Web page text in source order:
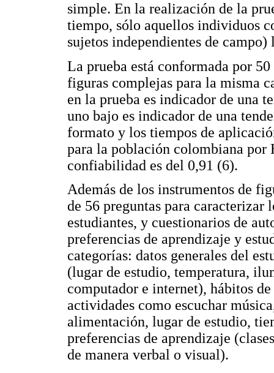
simple. En la realización de la
tiempo, sólo aquellos individuos
sujetos independientes de
La prueba está conformada por
figuras complejas para la misma
en la prueba es indicador de una
uno bajo es indicador de una
formato y los tiempos de
para la población colombiana por
confiabilidad es del 0,91 (6).
Además de los instrumentos de
de 56 preguntas para caracterizar
estudiantes, y cuestionarios de
preferencias de aprendizaje y
categorías: datos generales del
(lugar de estudio, temperatura,
computador e internet), hábitos
actividades como escuchar
alimentación, lugar de estudio,
preferencias de aprendizaje
de manera verbal o visual).